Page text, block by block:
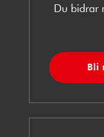
Du bidrar
Bli